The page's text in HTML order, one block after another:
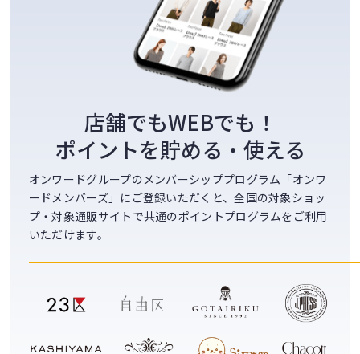
店舗でもWEBでも！
ポイントを貯める・使える
オンワードグループのメンバーシッププログラム 「オンワ
ードメンバーズ」にご登録いただくと、全国の対象ショッ
プ・対象通販サイトで共通のポイントプログラムをご利用
いただけます。